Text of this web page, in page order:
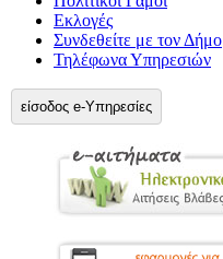
Εκλογές
Συνδεθείτε με τον Δήμο
Τηλέφωνα Υπηρεσιών
είσοδος e-Υπηρεσίες